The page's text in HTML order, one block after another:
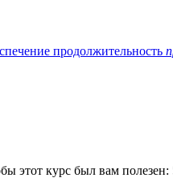
продолжительность
этот курс был вам полезен: